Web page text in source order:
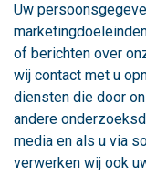
Uw
of berichten over
wij contact met u
diensten die door
andere
media en als u via
verwerken wij ook